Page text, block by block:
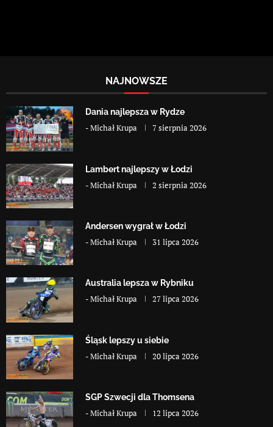
NAJNOWSZE
Dania najlepsza w Rydze
-Michał Krupa 7 sierpnia 2026
Lambert najlepszy w Łodzi
-Michał Krupa 2 sierpnia 2026
Andersen wygrał w Łodzi
-Michał Krupa 31 lipca 2026
Australia lepsza w Rybniku
-Michał Krupa 27 lipca 2026
Śląsk lepszy u siebie
-Michał Krupa 20 lipca 2026
SGP Szwecji dla Thomsena
-Michał Krupa 12 lipca 2026